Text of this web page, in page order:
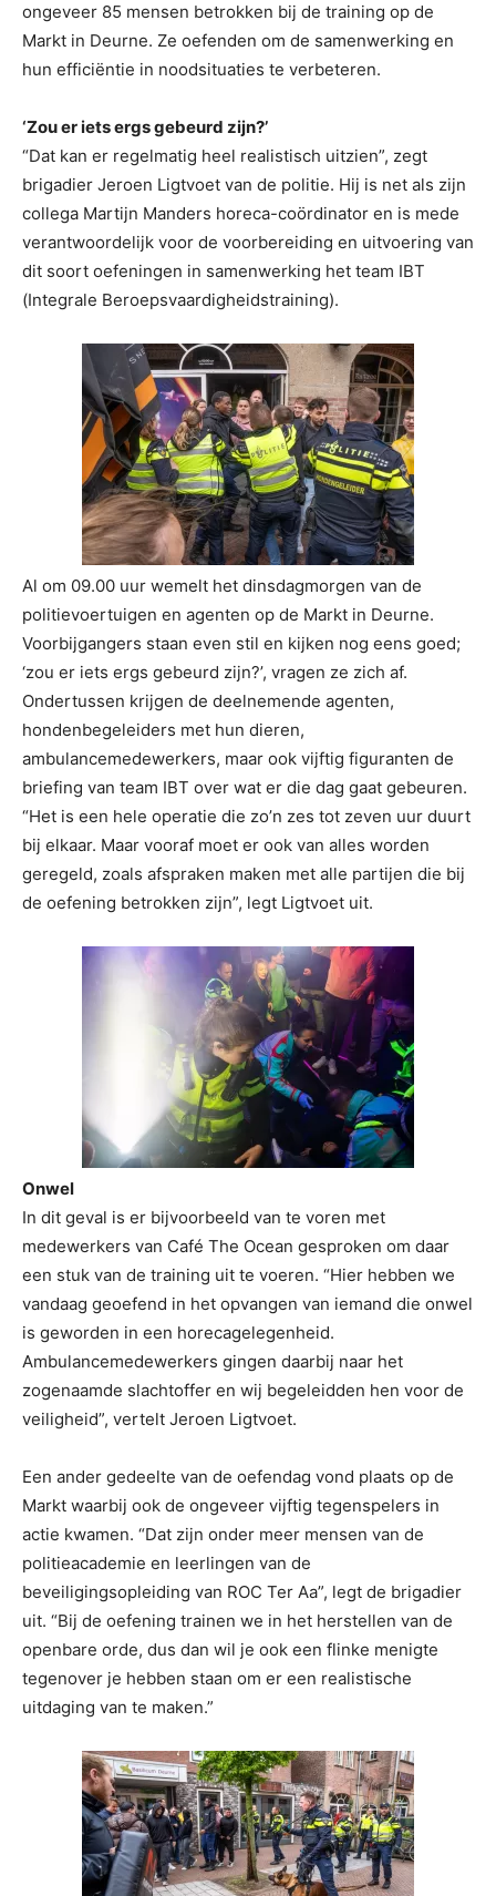
ongeveer 85 mensen betrokken bij de training op de
Markt in Deurne. Ze oefenden om de samenwerking en
hun efficiëntie in noodsituaties te verbeteren.
‘Zou er iets ergs gebeurd zijn?’
“Dat kan er regelmatig heel realistisch uitzien”, zegt
brigadier Jeroen Ligtvoet van de politie. Hij is net als zijn
collega Martijn Manders horeca-coördinator en is mede
verantwoordelijk voor de voorbereiding en uitvoering van
dit soort oefeningen in samenwerking het team IBT
(Integrale Beroepsvaardigheidstraining).
Al om 09.00 uur wemelt het dinsdagmorgen van de
politievoertuigen en agenten op de Markt in Deurne.
Voorbijgangers staan even stil en kijken nog eens goed;
‘zou er iets ergs gebeurd zijn?’, vragen ze zich af.
Ondertussen krijgen de deelnemende agenten,
hondenbegeleiders met hun dieren,
ambulancemedewerkers, maar ook vijftig figuranten de
briefing van team IBT over wat er die dag gaat gebeuren.
“Het is een hele operatie die zo’n zes tot zeven uur duurt
bij elkaar. Maar vooraf moet er ook van alles worden
geregeld, zoals afspraken maken met alle partijen die bij
de oefening betrokken zijn”, legt Ligtvoet uit.
Onwel
In dit geval is er bijvoorbeeld van te voren met
medewerkers van Café The Ocean gesproken om daar
een stuk van de training uit te voeren. “Hier hebben we
vandaag geoefend in het opvangen van iemand die onwel
is geworden in een horecagelegenheid.
Ambulancemedewerkers gingen daarbij naar het
zogenaamde slachtoffer en wij begeleidden hen voor de
veiligheid”, vertelt Jeroen Ligtvoet.
Een ander gedeelte van de oefendag vond plaats op de
Markt waarbij ook de ongeveer vijftig tegenspelers in
actie kwamen. “Dat zijn onder meer mensen van de
politieacademie en leerlingen van de
beveiligingsopleiding van ROC Ter Aa”, legt de brigadier
uit. “Bij de oefening trainen we in het herstellen van de
openbare orde, dus dan wil je ook een flinke menigte
tegenover je hebben staan om er een realistische
uitdaging van te maken.”